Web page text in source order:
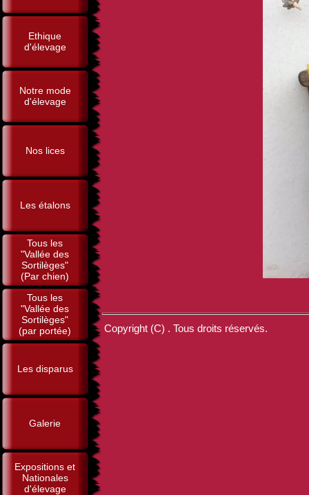
Ethique
d'élevage
Notre mode
d'élevage
Nos lices
Les étalons
Tous les
"Vallée des
Sortilèges"
(Par chien)
Tous les
"Vallée des
Sortilèges"
(par portée)
Les disparus
Galerie
Expositions et
Nationales
d'élevage
Copyright (C) . Tous droits réservés.